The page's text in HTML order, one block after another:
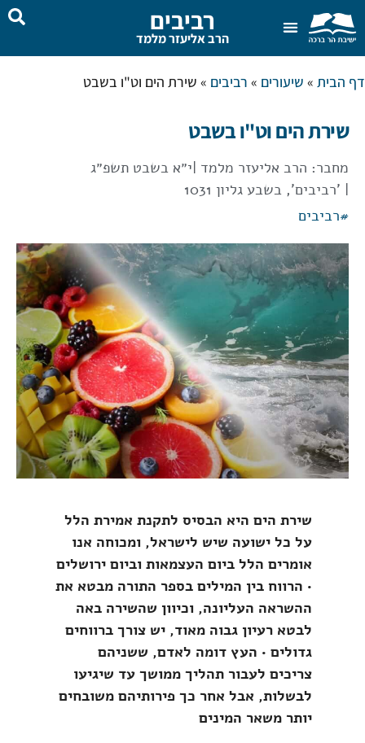
רביבים
הרב אליעזר מלמד
דף הבית » שיעורים » רביבים » שירת הים וט"ו בשבט
שירת הים וט"ו בשבט
מחבר: הרב אליעזר מלמד |י״א בשבט תשפ״ג
| 'רביבים', בשבע גליון 1031
#רביבים
שירת הים היא הבסיס לתקנת אמירת הלל
על כל ישועה שיש לישראל, ומכוחה אנו
אומרים הלל ביום העצמאות וביום ירושלים
• הרווח בין המילים בספר התורה מבטא את
ההשראה העליונה, וכיוון שהשירה באה
לבטא רעיון גבוה מאוד, יש צורך ברווחים
גדולים • העץ דומה לאדם, ששניהם
צריכים לעבור תהליך ממושך עד שיגיעו
לבשלות, אבל אחר כך פירותיהם משובחים
יותר משאר המינים